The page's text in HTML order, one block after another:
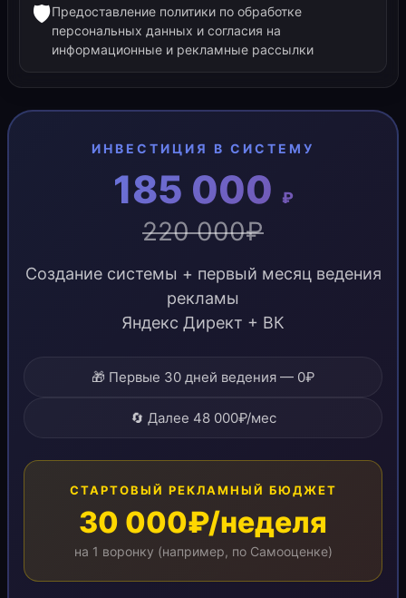
🛡️Предоставление политики по обработке
персональных данных и согласия на
информационные и рекламные рассылки
ИНВЕСТИЦИЯ В СИСТЕМУ
185 000 ₽
220 000₽
Создание системы + первый месяц ведения
рекламы
Яндекс Директ + ВК
🎁 Первые 30 дней ведения — 0₽
🔄 Далее 48 000₽/мес
СТАРТОВЫЙ РЕКЛАМНЫЙ БЮДЖЕТ
30 000₽/неделя
на 1 воронку (например, по Самооценке)